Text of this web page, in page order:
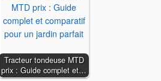
Tracteur tondeuse MTD
prix : Guide complet et…